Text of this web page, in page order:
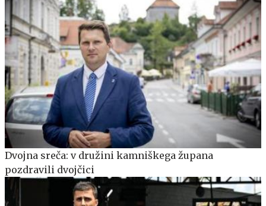
Dvojna sreča: v družini kamniškega župana
pozdravili dvojčici